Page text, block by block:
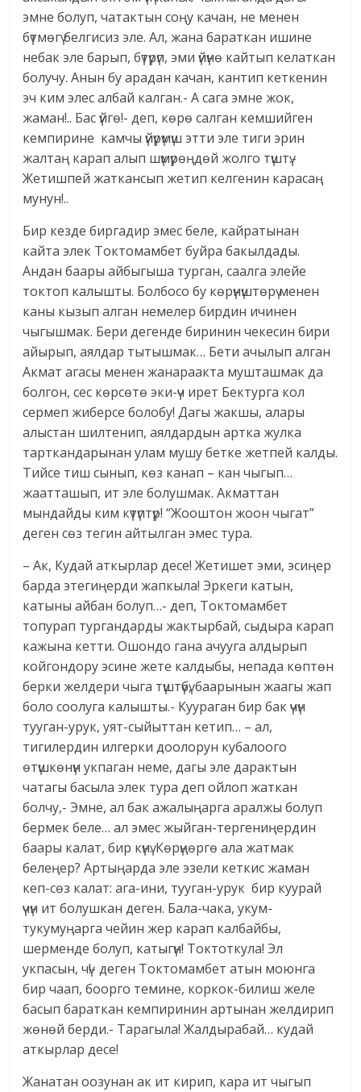
эмне болуп, чатактын соңу качан, не менен
бүтмөгү белгисиз эле. Ал, жана бараткан ишине
небак эле барып, бүтүрүп, эми үйүнө кайтып келаткан
болучу. Анын бу арадан качан, кантип кеткенин
эч ким элес албай калган.- А сага эмне жок,
жаман!.. Бас үйгө!- деп, көрө салган кемшийген
кемпирине камчы үйүрүмүш этти эле тиги эрин
жалтаң карап алып шүмүрөңдөй жолго түштү.-
Жетишпей жаткансып жетип келгенин карасаң
мунун!..
Бир кезде биргадир эмес беле, кайратынан
кайта элек Токтомамбет буйра бакылдады.
Андан баары айбыгыша турган, саалга элейе
токтоп калышты. Болбосо бу көрүнүштөрү менен
каны кызып алган немелер бирдин ичинен
чыгышмак. Бери дегенде биринин чекесин бири
айырып, аялдар тытышмак… Бети ачылып алган
Акмат агасы менен жанараакта мушташмак да
болгон, сес көрсөтө эки-үч ирет Бектурга кол
сермеп жиберсе болобу! Дагы жакшы, алары
алыстан шилтенип, аялдардын артка жулка
тарткандарынан улам мушу бетке жетпей калды.
Тийсе тиш сынып, көз канап – кан чыгып…
жаатташып, ит эле болушмак. Акматтан
мындайды ким күтүптүр! “Жооштон жоон чыгат”
деген сөз тегин айтылган эмес тура.
– Ак, Кудай аткырлар десе! Жетишет эми, эсиңер
барда этегиңерди жапкыла! Эркеги катын,
катыны айбан болуп…- деп, Токтомамбет
топурап тургандарды жактырбай, сыдыра карап
кажына кетти. Ошондо гана ачууга алдырып
койгондору эсине жете калдыбы, непада көптөн
берки желдери чыга түштүбү, баарынын жаагы жап
боло соолуга калышты.- Куураган бир бак үчүн
тууган-урук, уят-сыйыттан кетип… – ал,
тигилердин илгерки доолорун кубалоого
өтүшкөнүн укпаган неме, дагы эле дарактын
чатагы басыла элек тура деп ойлоп жаткан
болчу,- Эмне, ал бак ажалыңарга аралжы болуп
бермек беле… ал эмес жыйган-тергениңердин
баары калат, бир күнү. Көрүңөргө ала жатмак
белеңер? Артыңарда эле эзели кеткис жаман
кеп-сөз калат: ага-ини, тууган-урук бир куурай
үчүн ит болушкан деген. Бала-чака, укум-
тукумуңарга чейин жер карап калбайбы,
шерменде болуп, катыгүн! Токтоткула! Эл
укпасын, чү!- деген Токтомамбет атын моюнга
бир чаап, боорго темине, коркок-билиш желе
басып бараткан кемпиринин артынан желдирип
жөнөй берди.- Тарагыла! Жалдырабай… кудай
аткырлар десе!
Жанатан оозунан ак ит кирип, кара ит чыгып